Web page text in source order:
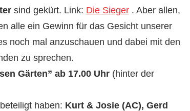
sind gekürt. Link: Die Sieger. Aber allen,
alle ein Gewinn für das Gesicht unser­er
noch mal anzuschauen und dabei mit den
zu sprechen.
Gärten” ab 17.00 Uhr (hin­ter der
haben: Kurt & Josie (AC), Gerd